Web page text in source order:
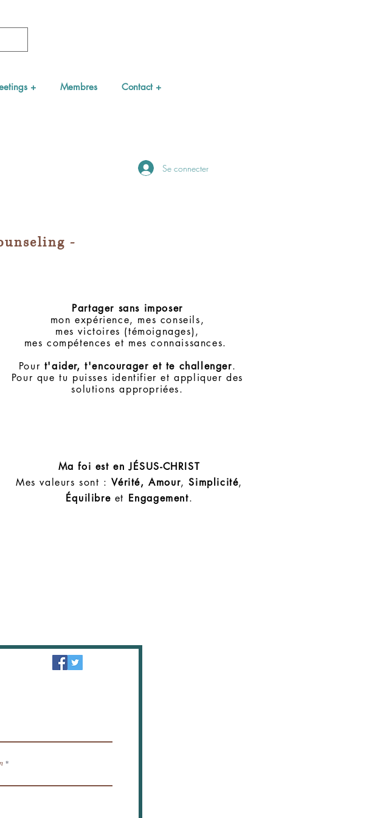
+ Membres Contact +
Se connecter
-
Partager sans imposer
mon expérience, mes conseils,
mes victoires (témoignages),
mes compétences et mes connaissances.
Pour t'aider, t'encourager et te challenger.
Pour que tu puisses identifier et appliquer des
solutions appropriées.
Ma foi est en JÉSUS-CHRIST
Mes valeurs sont :Vérité, Amour,Simplicité,
Équilibre et Engagement.